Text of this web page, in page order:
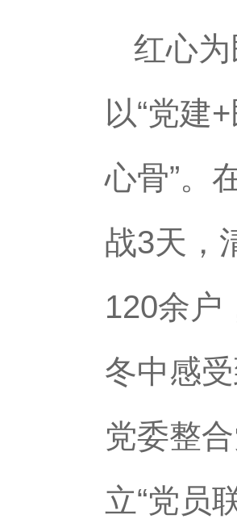
红心为
以“党建
心骨”。
战3天，
120余户
冬中感
党委整
立“党员